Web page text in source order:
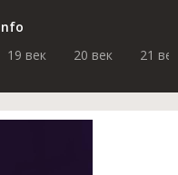
19 век 20 век 21 век